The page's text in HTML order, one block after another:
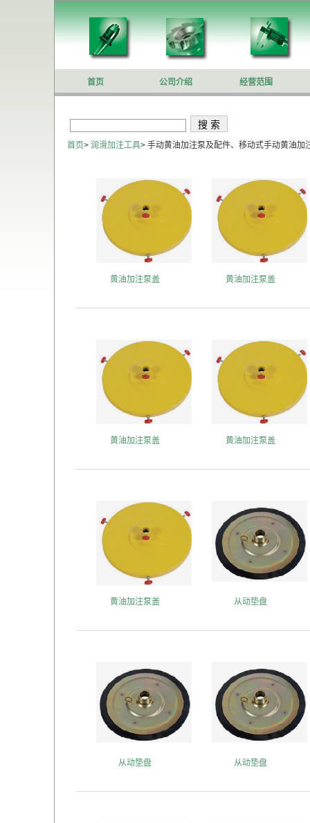
首页 公司介绍 经营范围
首页> 润滑加注工具> 手动黄油加注泵及配件、移动式手动黄油加
黄油加注泵盖 黄油加注泵盖
黄油加注泵盖 黄油加注泵盖
黄油加注泵盖 从动垫盘
从动垫盘 从动垫盘